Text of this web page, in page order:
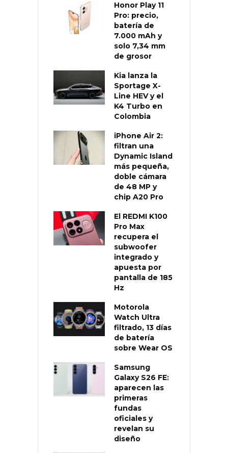
Honor Play 11
Pro: precio,
batería de
7.000 mAh y
solo 7,34 mm
de grosor
Kia lanza la
Sportage X-
Line HEV y el
K4 Turbo en
Colombia
iPhone Air 2:
filtran una
Dynamic Island
más pequeña,
doble cámara
de 48 MP y
chip A20 Pro
El REDMI K100
Pro Max
recupera el
subwoofer
integrado y
apuesta por
pantalla de 185
Hz
Motorola
Watch Ultra
filtrado, 13 días
de batería
sobre Wear OS
Samsung
Galaxy S26 FE:
aparecen las
primeras
fundas
oficiales y
revelan su
diseño